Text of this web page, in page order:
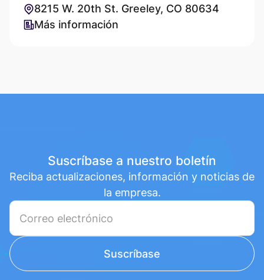
8215 W. 20th St. Greeley, CO 80634
Más información
Suscríbase a nuestro boletín
Reciba actualizaciones, información y noticias de
la empresa.